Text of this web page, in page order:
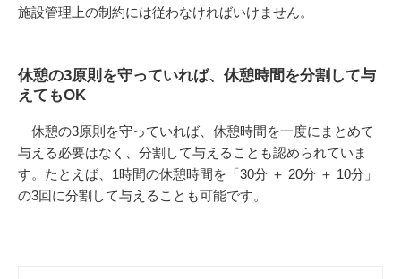
施設管理上の制約には従わなければいけません。
休憩の3原則を守っていれば、休憩時間を分割して与
えてもOK
休憩の3原則を守っていれば、休憩時間を一度にまとめて
与える必要はなく、分割して与えることも認められていま
す。たとえば、1時間の休憩時間を「30分 ＋ 20分 ＋ 10分」
の3回に分割して与えることも可能です。